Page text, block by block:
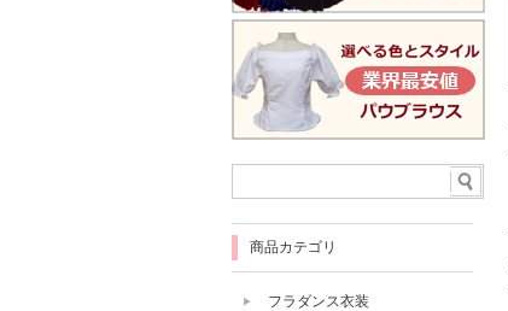
商品カテゴリ
フラダンス衣装